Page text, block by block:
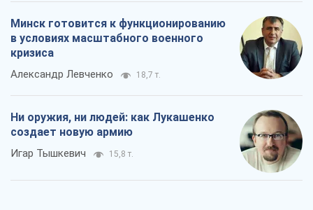
Минск готовится к функционированию
в условиях масштабного военного
кризиса
Александр Левченко 18,7 т.
Ни оружия, ни людей: как Лукашенко
создает новую армию
Игар Тышкевич 15,8 т.